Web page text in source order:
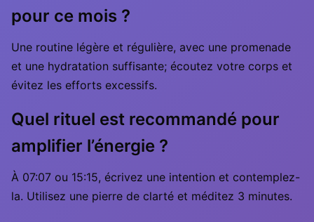
pour ce mois ?
Une routine légère et régulière, avec une promenade
et une hydratation suffisante; écoutez votre corps et
évitez les efforts excessifs.
Quel rituel est recommandé pour
amplifier l’énergie ?
À 07:07 ou 15:15, écrivez une intention et contemplez-
la. Utilisez une pierre de clarté et méditez 3 minutes.